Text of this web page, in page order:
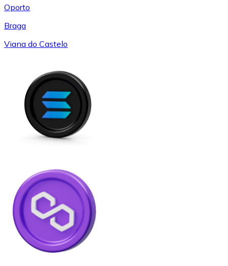
Oporto
Braga
Viana do Castelo